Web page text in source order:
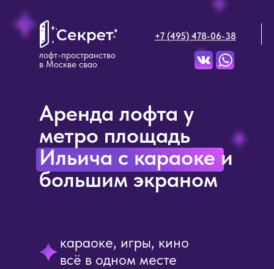
Аренда лофта у
метро площадь
Ильича с караоке и
большим экраном
караоке, игры, кино
всё в одном месте
лофт-пространство
в Москве свао
+7 (495) 478-06-38